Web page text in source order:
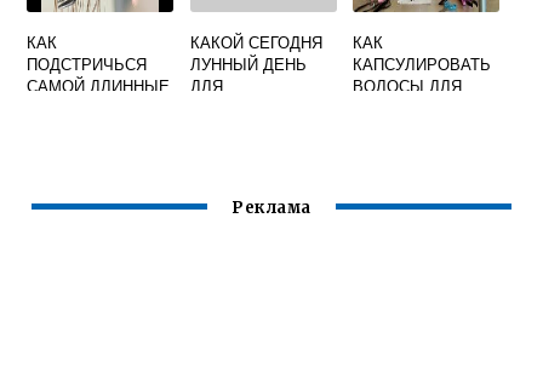
КАК
ПОДСТРИЧЬСЯ
САМОЙ ДЛИННЫЕ
КАКОЙ СЕГОДНЯ
ЛУННЫЙ ДЕНЬ
ДЛЯ
КАК
КАПСУЛИРОВАТЬ
ВОЛОСЫ ДЛЯ
Реклама